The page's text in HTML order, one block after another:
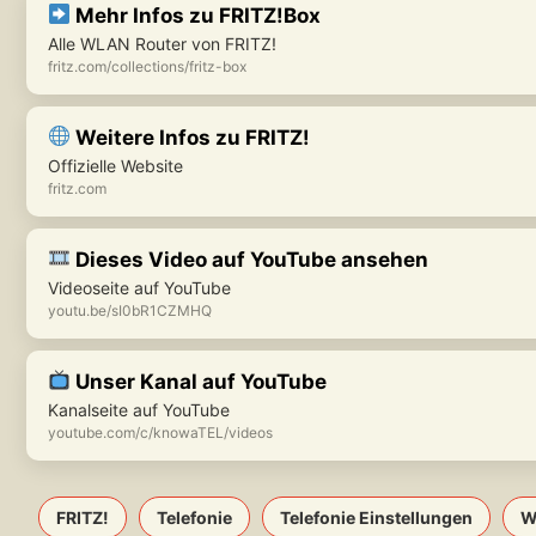
Mehr Infos zu FRITZ!Box
Alle WLAN Router von FRITZ!
fritz.com/collections/fritz-box
Weitere Infos zu FRITZ!
Offizielle Website
fritz.com
Dieses Video auf YouTube ansehen
Videoseite auf YouTube
youtu.be/sI0bR1CZMHQ
Unser Kanal auf YouTube
Kanalseite auf YouTube
youtube.com/c/knowaTEL/videos
FRITZ! Telefonie Telefonie Einstellungen